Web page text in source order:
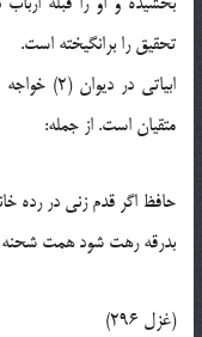
تحقيق را برانگيخته است.
ابياتي
متقيان است. از جمله:
حافظ اگر قدم زني در رده
بدرقه رهت شود همت
(غزل 296)